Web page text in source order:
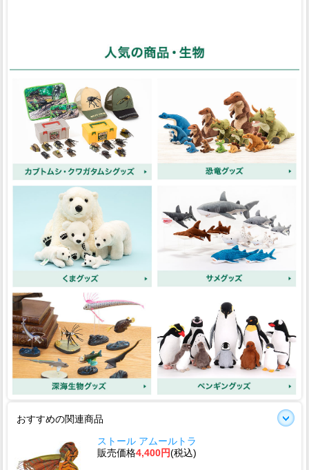
おすすめの関連商品
ストール アムールトラ
販売価格4,400円(税込)